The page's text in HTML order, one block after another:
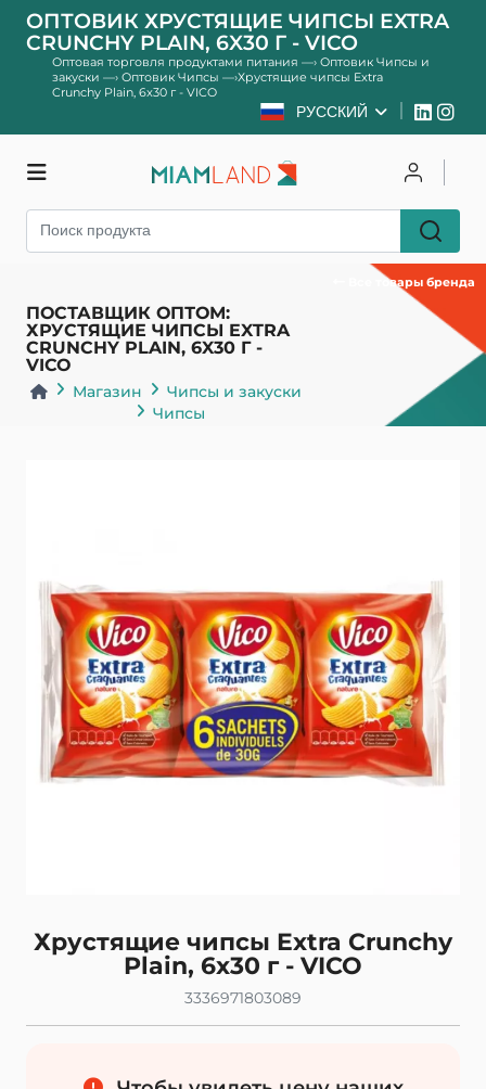
ОПТОВИК ХРУСТЯЩИЕ ЧИПСЫ EXTRA
CRUNCHY PLAIN, 6X30 Г - VICO
Оптовая торговля продуктами питания —› Оптовик Чипсы и
закуски —› Оптовик Чипсы —›Хрустящие чипсы Extra
Crunchy Plain, 6x30 г - VICO
РУССКИЙ
ПОСТАВЩИК ОПТОМ:
ХРУСТЯЩИЕ ЧИПСЫ EXTRA
CRUNCHY PLAIN, 6X30 Г -
VICO
Магазин
Чипсы и закуски
Чипсы
Все товары бренда
Хрустящие чипсы Extra Crunchy
Plain, 6x30 г - VICO
3336971803089